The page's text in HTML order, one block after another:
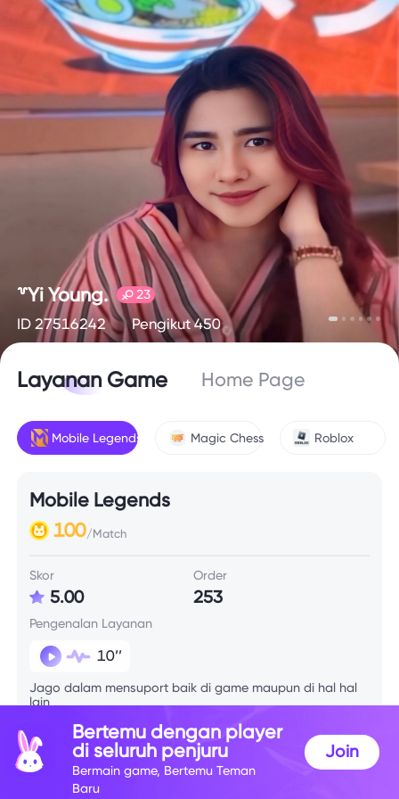
꒷Yi Young. 23
ID 27516242 Pengikut 450
Layanan Game Home Page
Mobile Legends Magic Chess Roblox
Mobile Legends
100/Match
Skor
5.00
Order
253
Pengenalan Layanan
10’’
Jago dalam mensuport baik di game maupun di hal hal
lain
Info Skill
Bertemu dengan player
di seluruh penjuru
Bermain game, Bertemu Teman
Baru
Join